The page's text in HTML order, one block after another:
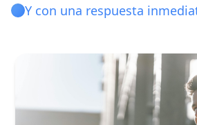
Y con una respuesta